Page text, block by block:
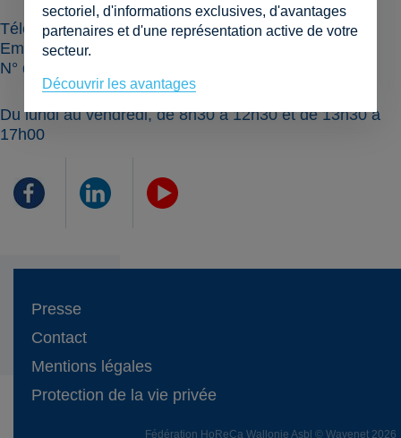
Téléphone
078 / 22.30.22
Email
info@horecawallonie.be
N° d'entreprise
Du lundi au vendredi, de 8h30 à 12h30 et de 13h30 à
17h00
Presse
Contact
Mentions légales
Protection de la vie privée
Fédération HoReCa Wallonie Asbl © Wavenet 2026
sectoriel, d'informations exclusives, d'avantages
partenaires et d'une représentation active de votre
secteur.
Découvrir les avantages